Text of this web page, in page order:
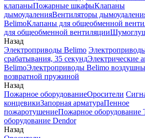
клапаныПожарные шкафыКлапаны
дымоудаленияВентиляторы
BelimoКлапаны для общеобменной
для общеобменной вентиляции
Назад
Электроприводы Belimo
срабатывания, 35 секундЭлектрические
BelimoЭлектроприводы Belimo
возвратной пружиной
Назад
Пожарное оборудованиеОросители
концевикиЗапорная арматураПенное
пожаротушениеПожарное оборудование
оборудование Dendor
Назад